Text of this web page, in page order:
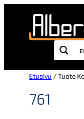
Etusivu / Tuote
761